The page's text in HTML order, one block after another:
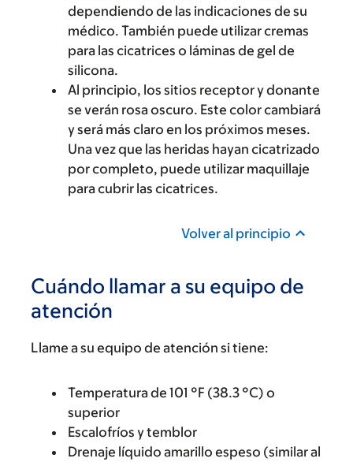
dependiendo de las indicaciones de su
médico. También puede utilizar cremas
para las cicatrices o láminas de gel de
silicona.
Al principio, los sitios receptor y donante
se verán rosa oscuro. Este color cambiará
y será más claro en los próximos meses.
Una vez que las heridas hayan cicatrizado
por completo, puede utilizar maquillaje
para cubrir las cicatrices.
Volver al principio
Cuándo llamar a su equipo de
atención
Llame a su equipo de atención si tiene:
Temperatura de 101 °F (38.3 °C) o
superior
Escalofríos y temblor
Drenaje líquido amarillo espeso (similar al